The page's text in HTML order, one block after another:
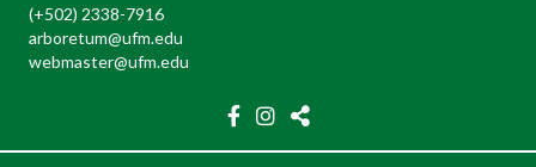
(+502) 2338-7916
arboretum@ufm.edu
webmaster@ufm.edu